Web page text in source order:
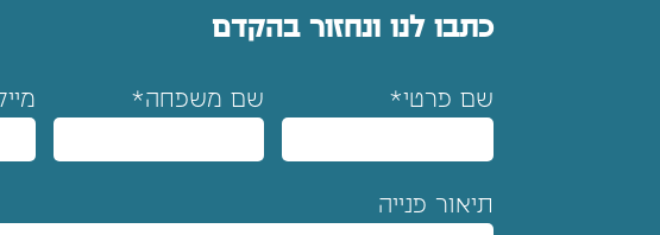
כתבו לנו ונחזור בהקדם
שם פרטי* שם משפחה*
תיאור פנייה